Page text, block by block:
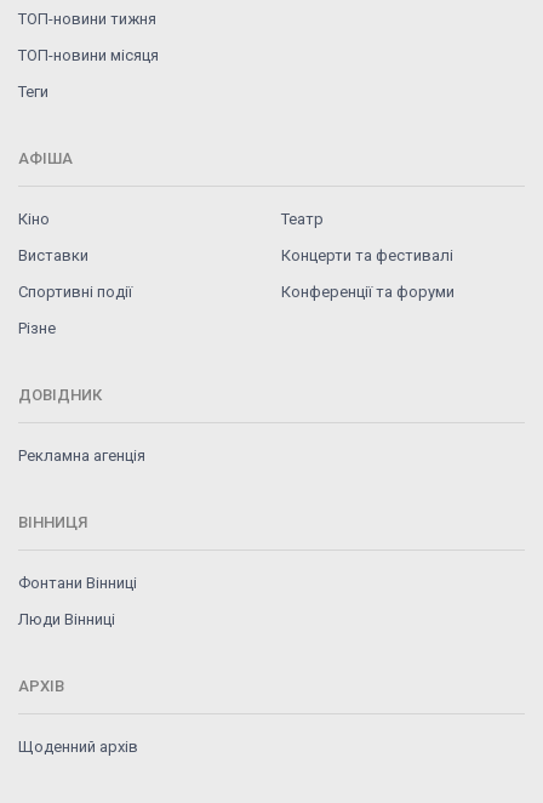
ТОП-новини тижня
ТОП-новини місяця
Теги
АФІША
Кіно
Театр
Виставки
Концерти та фестивалі
Спортивні події
Конференції та форуми
Різне
ДОВІДНИК
Рекламна агенція
ВІННИЦЯ
Фонтани Вінниці
Люди Вінниці
АРХІВ
Щоденний архів